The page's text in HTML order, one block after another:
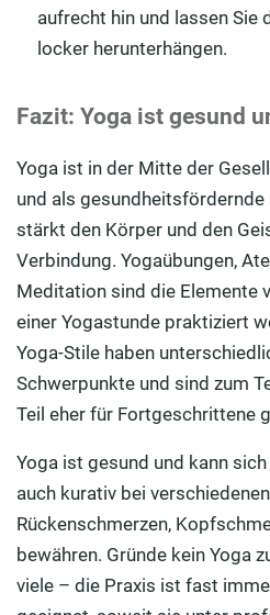
aufrecht hin und lassen Sie
locker herunterhängen.
Fazit: Yoga ist gesund
Yoga ist in der Mitte der
und als gesundheitsfördernde
stärkt den Körper und den
Verbindung. Yogaübungen,
Meditation sind die Elemente
einer Yogastunde praktiziert
Yoga-Stile haben
Schwerpunkte und sind zum
Teil eher für Fortgeschrittene
Yoga ist gesund und kann
auch kurativ bei
Rückenschmerzen,
bewähren. Gründe kein Yoga
viele – die Praxis ist fast